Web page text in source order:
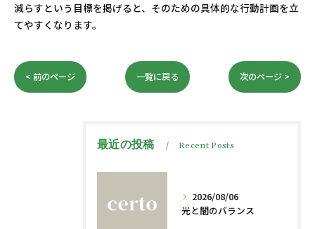
減らすという目標を掲げると、そのための具体的な行動計画を立
てやすくなります。
< 前のページ 一覧に戻る 次のページ >
最近の投稿 Recent Posts
2026/08/06
光と闇のバランス